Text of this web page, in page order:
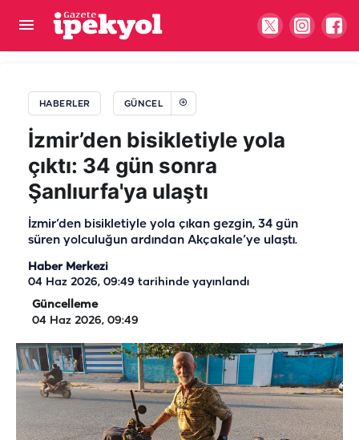
HABERLER GÜNCEL
İzmir’den bisikletiyle yola
çıktı: 34 gün sonra
Şanlıurfa'ya ulaştı
İzmir’den bisikletiyle yola çıkan gezgin, 34 gün
süren yolculuğun ardından Akçakale’ye ulaştı.
Haber Merkezi
04 Haz 2026, 09:49 tarihinde yayınlandı
Güncelleme
04 Haz 2026, 09:49
Yeşile hasret Şanlıurfa'da yürekleri ağza getiren